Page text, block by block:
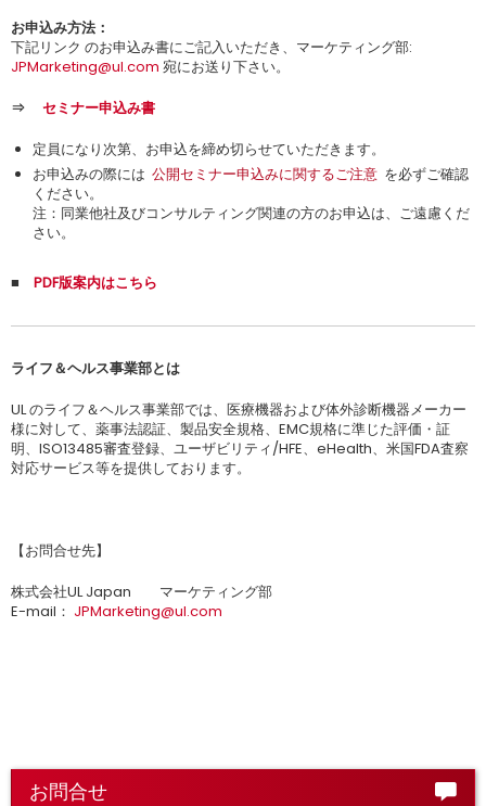
お申込み方法：
下記リンク のお申込み書にご記入いただき、マーケティング部:
JPMarketing@ul.com 宛にお送り下さい。
⇒ セミナー申込み書
定員になり次第、お申込を締め切らせていただきます。
お申込みの際には 公開セミナー申込みに関するご注意 を必ずご確認
ください。
注：同業他社及びコンサルティング関連の方のお申込は、ご遠慮くだ
さい。
■ PDF版案内はこちら
ライフ＆ヘルス事業部とは
UL のライフ＆ヘルス事業部では、医療機器および体外診断機器メーカー
様に対して、薬事法認証、製品安全規格、EMC規格に準じた評価・証
明、ISO13485審査登録、ユーザビリティ/HFE、eHealth、米国FDA査察
対応サービス等を提供しております。
【お問合せ先】
株式会社UL Japan マーケティング部
E-mail： JPMarketing@ul.com
お問合せ